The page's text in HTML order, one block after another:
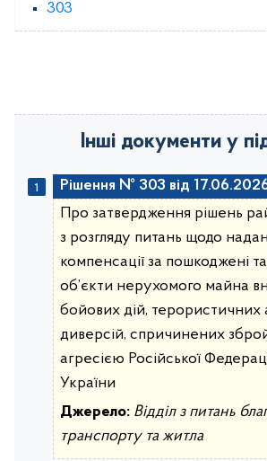
303
Інші документи у
Рішення № 303 від
Про затвердження рішень
з розгляду питань щодо
компенсації за пошкоджені
об’єкти нерухомого майна
бойових дій, терористичних
диверсій, спричинених
агресією Російської
України
Джерело: Відділ з питань
транспорту та житла